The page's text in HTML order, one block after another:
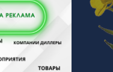
или
Войтиили